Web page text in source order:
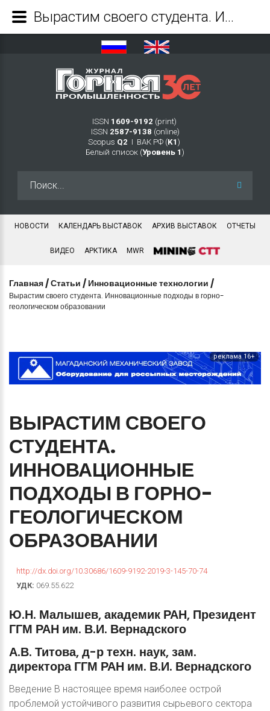
ISSN 1609-9192 (print)
ISSN 2587-9138 (online)
Scopus Q2 Ι ВАК РФ (K1 )
Белый список (Уровень 1 )
НОВОСТИ КАЛЕНДАРЬ ВЫСТАВОК АРХИВ ВЫСТАВОК ОТЧЕТЫ
ВИДЕО АРКТИКА MWR
Главная /Статьи / Инновационные технологии /
Вырастим своего студента. Инновационные подходы в горно-
геологическом образовании
реклама 16+
ВЫРАСТИМ СВОЕГО
СТУДЕНТА.
ИННОВАЦИОННЫЕ
ПОДХОДЫ В ГОРНО-
ГЕОЛОГИЧЕСКОМ
ОБРАЗОВАНИИ
http://dx.doi.org/10.30686/1609-9192-2019-3-145-70-74
УДК: 069.55.622
Ю.Н. Малышев,академик РАН, Президент
ГГМ РАН им. В.И. Вернадского
А.В. Титова,д-ртехн. наук,зам.
директора ГГМ РАН им. В.И. Вернадского
Введение В настоящее время наиболее острой
проблемой устойчивого развития сырьевого сектора
Вырастим своего студента. Инновационные подходы в горно-геологическом образовании - Журнал Горная промышленность